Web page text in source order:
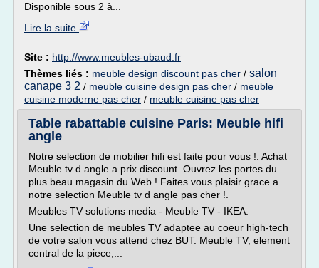
Disponible sous 2 à...
Lire la suite
Site : http://www.meubles-ubaud.fr
Thèmes liés : meuble design discount pas cher / salon
canape 3 2 / meuble cuisine design pas cher / meuble
cuisine moderne pas cher / meuble cuisine pas cher
Table rabattable cuisine Paris: Meuble hifi
angle
Notre selection de mobilier hifi est faite pour vous !. Achat
Meuble tv d angle a prix discount. Ouvrez les portes du
plus beau magasin du Web ! Faites vous plaisir grace a
notre selection Meuble tv d angle pas cher !.
Meubles TV solutions media - Meuble TV - IKEA.
Une selection de meubles TV adaptee au coeur high-tech
de votre salon vous attend chez BUT. Meuble TV, element
central de la piece,...